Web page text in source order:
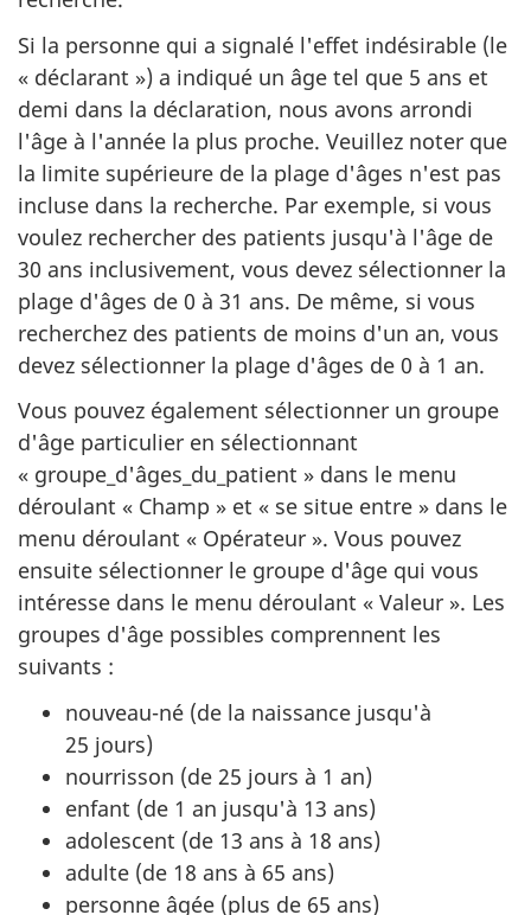
Si la personne qui a signalé l'effet indésirable (le
« déclarant ») a indiqué un âge tel que 5 ans et
demi dans la déclaration, nous avons arrondi
l'âge à l'année la plus proche. Veuillez noter que
la limite supérieure de la plage d'âges n'est pas
incluse dans la recherche. Par exemple, si vous
voulez rechercher des patients jusqu'à l'âge de
30 ans inclusivement, vous devez sélectionner la
plage d'âges de 0 à 31 ans. De même, si vous
recherchez des patients de moins d'un an, vous
devez sélectionner la plage d'âges de 0 à 1 an.
Vous pouvez également sélectionner un groupe
d'âge particulier en sélectionnant
« groupe_d'âges_du_patient » dans le menu
déroulant « Champ » et « se situe entre » dans le
menu déroulant « Opérateur ». Vous pouvez
ensuite sélectionner le groupe d'âge qui vous
intéresse dans le menu déroulant « Valeur ». Les
groupes d'âge possibles comprennent les
suivants :
nouveau-né (de la naissance jusqu'à
25 jours)
nourrisson (de 25 jours à 1 an)
enfant (de 1 an jusqu'à 13 ans)
adolescent (de 13 ans à 18 ans)
adulte (de 18 ans à 65 ans)
personne âgée (plus de 65 ans)